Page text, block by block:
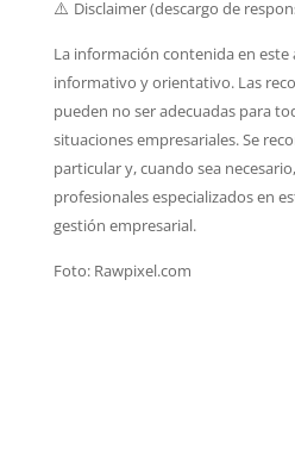
⚠️ Disclaimer (descargo de
La información contenida en
informativo y orientativo. Las
pueden no ser adecuadas para
situaciones empresariales. Se
particular y, cuando sea
profesionales especializados en
gestión empresarial.
Foto: Rawpixel.com